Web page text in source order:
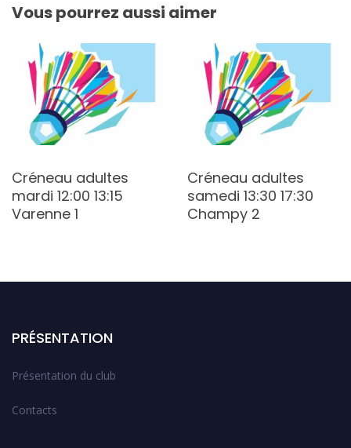
Vous pourrez aussi aimer
Créneau adultes
mardi 12:00 13:15
Varenne 1
Créneau adultes
samedi 13:30 17:30
Champy 2
PRÉSENTATION
Présentation du club
Contacts